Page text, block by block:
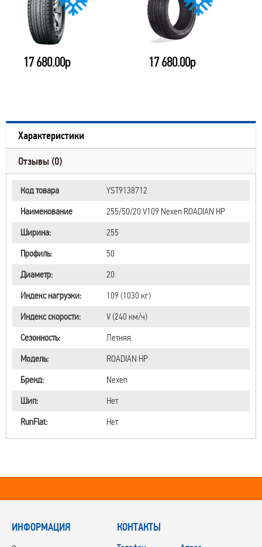
17 680.00р 17 680.00р
Характеристики
Отзывы (0)
Код товара
YST9138712
Наименование
255/50/20 V109 Nexen ROADIAN HP
Ширина:
255
Профиль:
50
Диаметр:
20
Индекс нагрузки:
109 (1030 кг)
Индекс скорости:
V (240 км/ч)
Сезонность:
Летняя
Модель:
ROADIAN HP
Бренд:
Nexen
Шип:
Нет
RunFlat:
Нет
ИНФОРМАЦИЯ КОНТАКТЫ